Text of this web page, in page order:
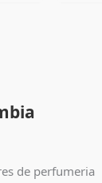
de perfumeria